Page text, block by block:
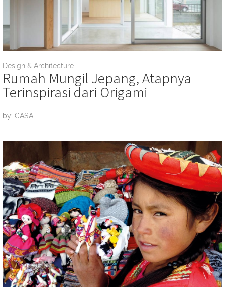
Design & Architecture
Rumah Mungil Jepang, Atapnya
Terinspirasi dari Origami
by: CASA